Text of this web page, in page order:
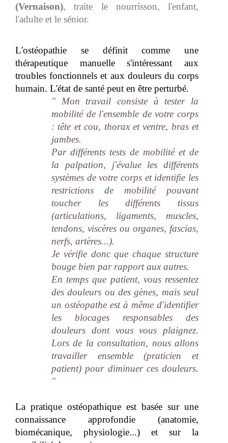
(Vernaison), traite le nourrisson, l'enfant,
l'adulte et le sénior.
L'ostéopathie se définit comme une
thérapeutique manuelle s'intéressant aux
troubles fonctionnels et aux douleurs du corps
humain. L'état de santé peut en être perturbé.
" Mon travail consiste à tester la
mobilité de l'ensemble de votre corps
: tête et cou, thorax et ventre, bras et
jambes.
Par différents tests de mobilité et de
la palpation, j'évalue les différents
systèmes de votre corps et identifie les
restrictions de mobilité pouvant
toucher les différents tissus
(articulations, ligaments, muscles,
tendons, viscères ou organes, fascias,
nerfs, artères...).
Je vérifie donc que chaque structure
bouge bien par rapport aux autres.
En temps que patient, vous ressentez
des douleurs ou des gènes, mais seul
un ostéopathe est à même d'identifier
les blocages responsables des
douleurs dont vous vous plaignez.
Lors de la consultation, nous allons
travailler ensemble (praticien et
patient) pour diminuer ces douleurs.
"
La pratique ostéopathique est basée sur une
connaissance approfondie (anatomie,
biomécanique, physiologie...) et sur la